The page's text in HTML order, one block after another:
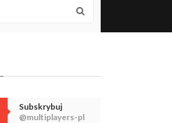
Subskrybuj
@multiplayers-pl